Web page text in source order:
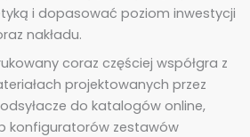
i dopasować poziom inwestycji
nakładu.
coraz częściej współgra z
projektowanych przez
do katalogów online,
konfiguratorów zestawów